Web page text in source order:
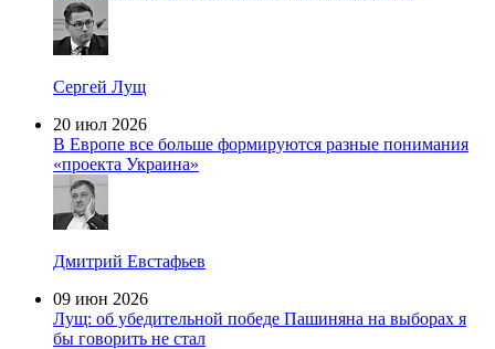
Сергей Лущ
20 июл 2026
В Европе все больше формируются разные понимания
«проекта Украина»
Дмитрий Евстафьев
09 июн 2026
Лущ: об убедительной победе Пашиняна на выборах я
бы говорить не стал